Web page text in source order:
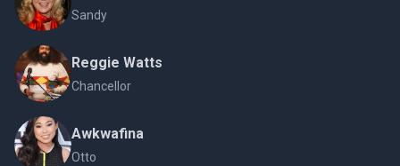
Sandy
Reggie Watts
Chancellor
Awkwafina
Otto